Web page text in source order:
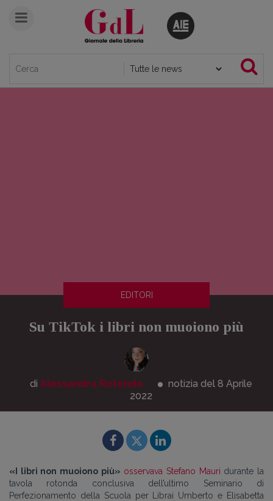
EDITORI
Su TikTok i libri non muoiono più
di Alessandra Rotondo notizia del 8 Aprile
2022
«I libri non muoiono più» osservava Stefano Mauri durante la
tavola rotonda conclusiva dell’ultimo Seminario di
Perfezionamento della Scuola per Librai Umberto e Elisabetta